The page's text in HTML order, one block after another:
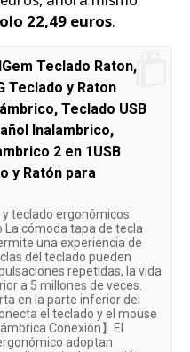
22,49 euros.
Teclado Raton,
Teclado y Raton
Teclado USB
Inalambrico,
2 en 1USB
y Ratón para
y teclado ergonómicos
cómoda tapa de tecla
una experiencia de
del teclado pueden
repetidas, la vida
a 5 millones de veces.
en la parte inferior del
el teclado y el mouse
Conexión】El
adoptan